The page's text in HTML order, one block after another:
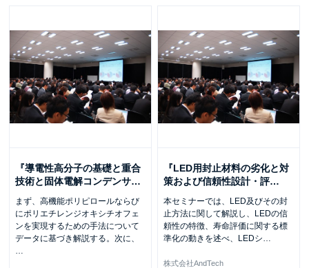
『導電性高分子の基礎と重合
技術と固体電解コンデンサ…
まず、高機能ポリピロールならび
にポリエチレンジオキシチオフェ
ンを実現するための手法について
データに基づき解説する。次に、
『LED用封止材料の劣化と対
策および信頼性設計・評…
本セミナーでは、LED及びその封
止方法に関して解説し、LEDの信
頼性の特徴、寿命評価に関する標
準化の動きを述べ、LEDシ
株式会社AndTech